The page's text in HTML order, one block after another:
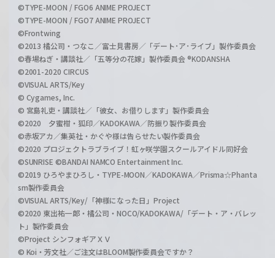
©TYPE-MOON / FGO6 ANIME PROJECT
©TYPE-MOON / FGO7 ANIME PROJECT
©Frontwing
©2013 橘公司・つなこ／富士見書房／「デート･ア･ライブ」製作委員会
©春場ねぎ・講談社／「五等分の花嫁」製作委員会 ®KODANSHA
©2001-2020 CIRCUS
©VISUAL ARTS/Key
© Cygames, Inc.
© 宮島礼吏・講談社／「彼女、お借りします」製作委員会
©2020 夕蜜柑・狐印／KADOKAWA／防振り製作委員会
©赤坂アカ／集英社・かぐや様は告らせたい製作委員会
©2020 プロジェクトラブライブ！虹ヶ咲学園スクールアイドル同好会
©SUNRISE ©BANDAI NAMCO Entertainment Inc.
©2019 ひろやまひろし・TYPE-MOON／KADOKAWA／Prisma☆Phanta
sm製作委員会
©VISUAL ARTS/Key/「神様になった日」Project
©2020 東出祐一郎・橘公司・NOCO/KADOKAWA/「デート・ア・バレッ
ト」製作委員会
©Project シンフォギアＸＶ
© Koi・芳文社／ご注文はBLOOM製作委員会ですか？